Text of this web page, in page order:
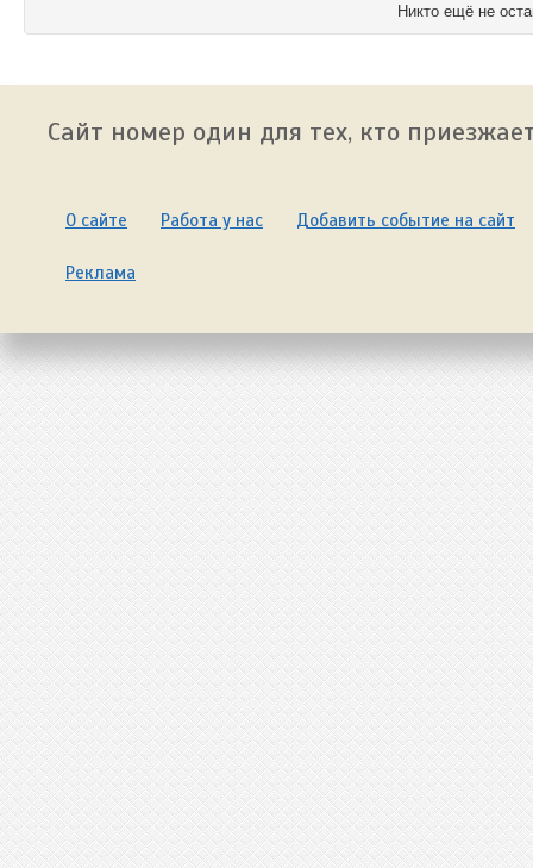
Никто ещё не
Сайт номер один для тех, кто
О сайте Работа у нас Добавить событие на сайт
Реклама